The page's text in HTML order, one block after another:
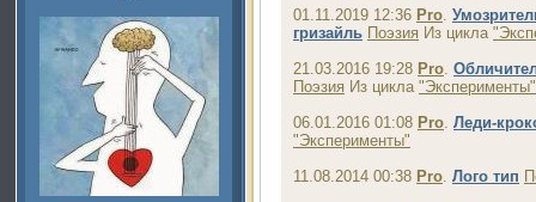
01.11.2019 12:36 Pro.
гризайль Поэзия Из цикла
21.03.2016 19:28 Pro.
Поэзия Из цикла "Эксперименты"
06.01.2016 01:08 Pro. Леди-
"Эксперименты"
11.08.2014 00:38 Pro. Лого тип